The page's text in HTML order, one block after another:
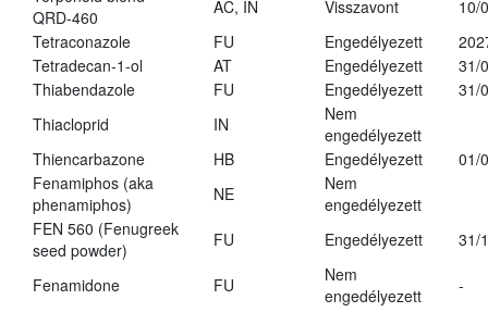
QRD-460
AC, IN Visszavont
10/
Tetraconazole
FU Engedélyezett
Tetradecan-1-ol
AT Engedélyezett
31/
Thiabendazole
FU Engedélyezett
31/
Thiacloprid
IN
Nem
engedélyezett
Thiencarbazone
HB Engedélyezett
01/
Fenamiphos (aka
phenamiphos)
NE
Nem
engedélyezett
FEN 560 (Fenugreek
seed powder)
FU Engedélyezett 31/
Fenamidone FU
Nem
engedélyezett
-